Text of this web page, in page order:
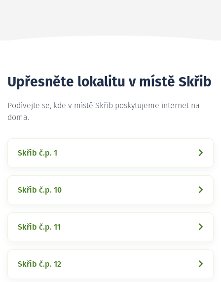
Upřesněte lokalitu v místě Skřib
Podívejte se, kde v místě Skřib poskytujeme internet na
doma.
Skřib č.p. 1
Skřib č.p. 10
Skřib č.p. 11
Skřib č.p. 12